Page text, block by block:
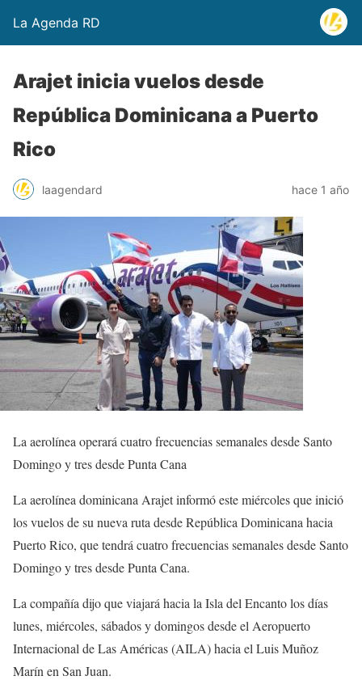
La Agenda RD
Arajet inicia vuelos desde
República Dominicana a Puerto
Rico
laagendard hace 1 año
La aerolínea operará cuatro frecuencias semanales desde Santo
Domingo y tres desde Punta Cana
La aerolínea dominicana Arajet informó este miércoles que inició
los vuelos de su nueva ruta desde República Dominicana hacia
Puerto Rico, que tendrá cuatro frecuencias semanales desde Santo
Domingo y tres desde Punta Cana.
La compañía dijo que viajará hacia la Isla del Encanto los días
lunes, miércoles, sábados y domingos desde el Aeropuerto
Internacional de Las Américas (AILA) hacia el Luis Muñoz
Marín en San Juan.